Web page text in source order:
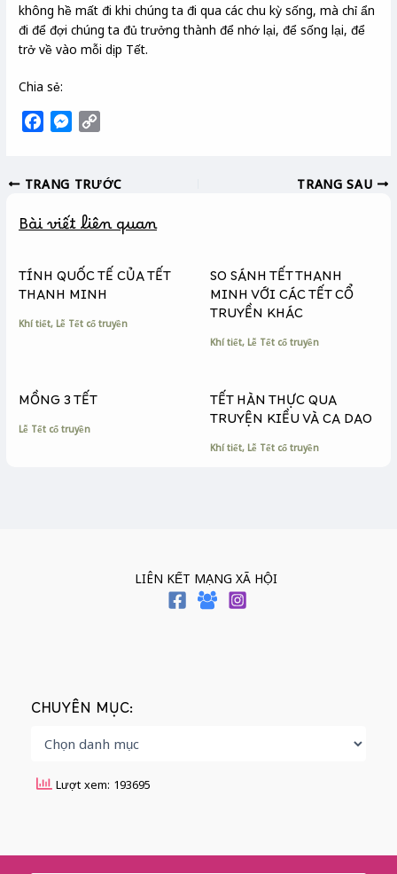
không hề mất đi khi chúng ta đi qua các chu kỳ sống, mà chỉ ẩn
đi để đợi chúng ta đủ trưởng thành để nhớ lại, để sống lại, để
trở về vào mỗi dịp Tết.
Chia sẻ:
e
o
k
M
s
n
e
r
y
i
k
TRANG TRƯỚC TRANG SAU
Bài viết liên quan
TÍNH QUỐC TẾ CỦA TẾT
THANH MINH
Khí tiết, Lễ Tết cổ truyền
SO SÁNH TẾT THANH
MINH VỚI CÁC TẾT CỔ
TRUYỀN KHÁC
Khí tiết, Lễ Tết cổ truyền
MỒNG 3 TẾT
Lễ Tết cổ truyền
TẾT HÀN THỰC QUA
TRUYỆN KIỀU VÀ CA DAO
Khí tiết, Lễ Tết cổ truyền
LIÊN KẾT MẠNG XÃ HỘI
CHUYÊN MỤC:
Lượt xem: 193695